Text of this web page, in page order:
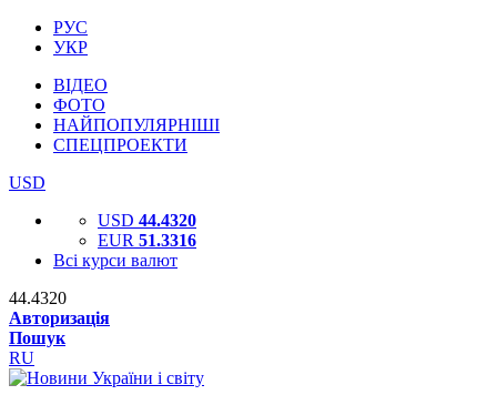
РУС
УКР
ВІДЕО
ФОТО
НАЙПОПУЛЯРНІШІ
СПЕЦПРОЕКТИ
USD
USD 44.4320
EUR 51.3316
Всі курси валют
44.4320
Авторизація
Пошук
RU